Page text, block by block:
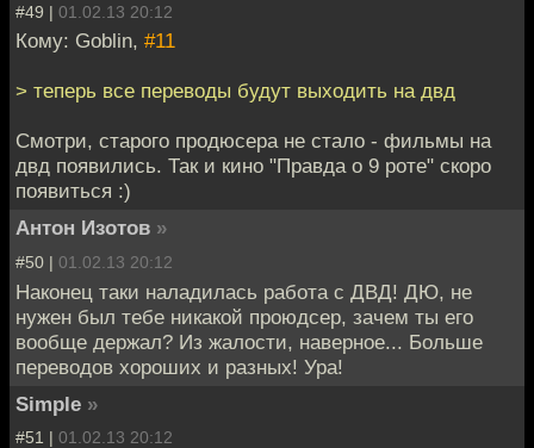
#49 | 01.02.13 20:12
Кому: Goblin, #11
> теперь все переводы будут выходить на двд
Смотри, старого продюсера не стало - фильмы на
двд появились. Так и кино "Правда о 9 роте" скоро
появиться :)
Антон Изотов »
#50 | 01.02.13 20:12
Наконец таки наладилась работа с ДВД! ДЮ, не
нужен был тебе никакой проюдсер, зачем ты его
вообще держал? Из жалости, наверное... Больше
переводов хороших и разных! Ура!
Simple »
#51 | 01.02.13 20:12